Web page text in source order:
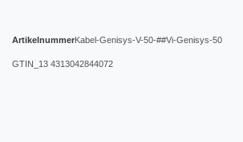
ArtikelnummerKabel-Genisys-V-50-##Vi-Genisys-50
GTIN_13 4313042844072